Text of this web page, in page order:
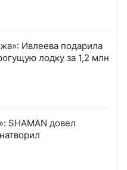
Ивлеева подарила
лодку за 1,2 млн
SHAMAN довел